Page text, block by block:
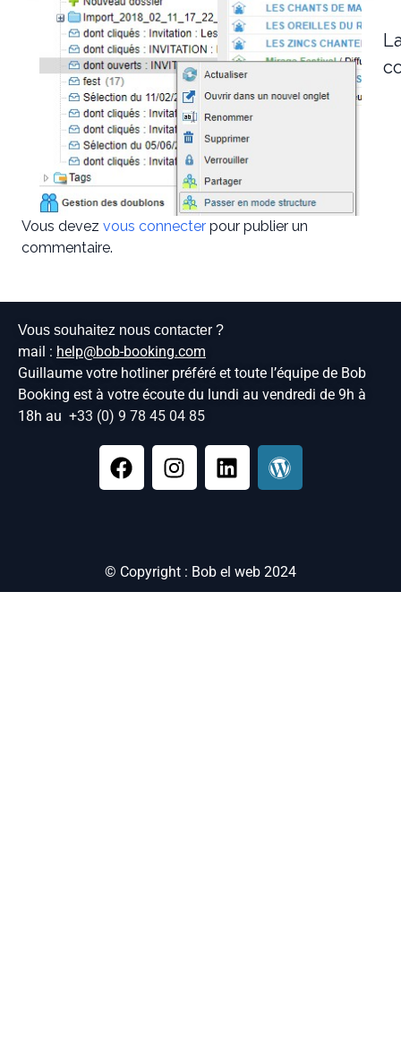
Vous devez vous connecter pour publier un
commentaire.
Vous souhaitez nous contacter ?
mail : help@bob-booking.com
Guillaume votre hotliner préféré et toute l’équipe de Bob
Booking est à votre écoute du lundi au vendredi de 9h à
18h au +33 (0) 9 78 45 04 85
© Copyright : Bob el web 2024